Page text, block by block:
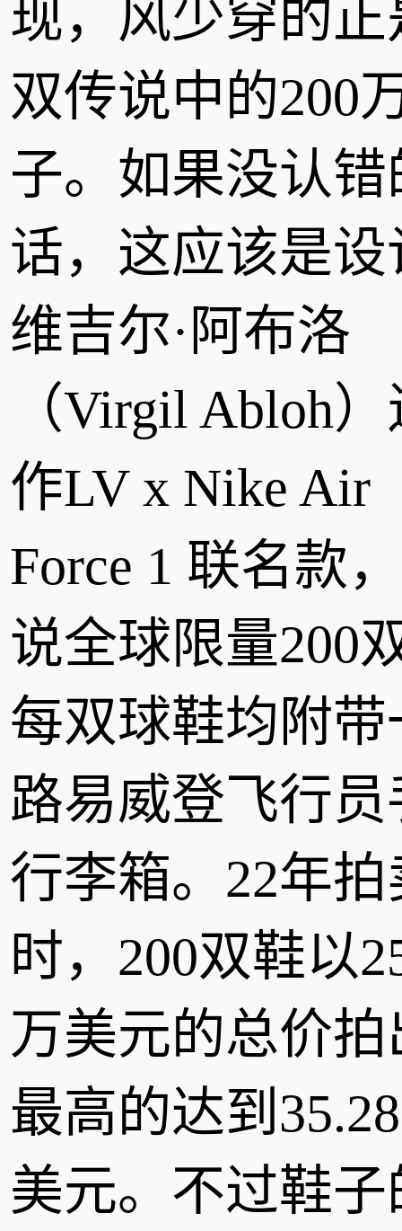
现，风少穿的正
双传说中的200
子。如果没认错
话，这应该是设
维吉尔·阿布洛
（Virgil Abloh
作LV x Nike Air
Force 1 联名款
说全球限量200
每双球鞋均附带
路易威登飞行员
行李箱。22年拍
时，200双鞋以
万美元的总价拍
最高的达到
美元。不过鞋子